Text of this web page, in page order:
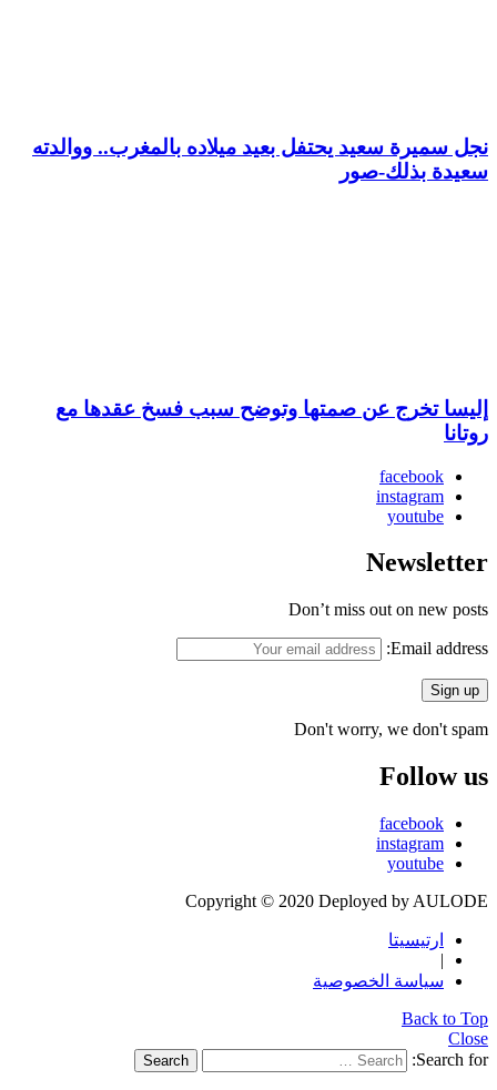
نجل سميرة سعيد يحتفل بعيد ميلاده بالمغرب.. ووالدته
سعيدة بذلك-صور
إليسا تخرج عن صمتها وتوضح سبب فسخ عقدها مع
روتانا
facebook
instagram
youtube
Newsletter
Don’t miss out on new posts
Email address:
Don't worry, we don't spam
Follow us
facebook
instagram
youtube
Copyright © 2020 Deployed by AULODE
ارتيسيتا
|
سياسة الخصوصية
Back to Top
Close
Search for:
Search